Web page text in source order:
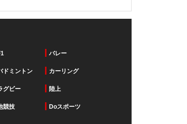
バレー
ドミントン カーリング
グビー 陸上
競技 Doスポーツ